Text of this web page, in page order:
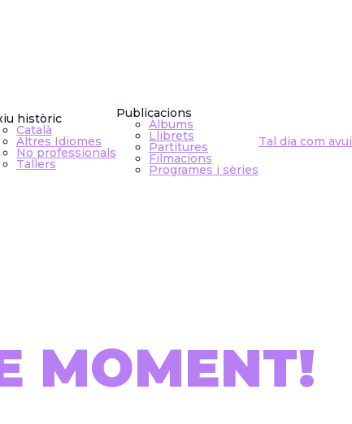
històric
Català
Altres Idiomes
No professionals
Tallers
Publicacions
Àlbums
Llibrets
Partitures
Filmacions
Programes i sèries
Tal dia com avui
MOMENT!